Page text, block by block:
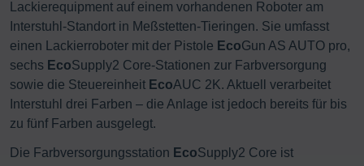
Lackierequipment auf einem vorhandenen Roboter am
Interstuhl-Standort in Meßstetten-Tieringen. Sie umfasst
einen Lackierroboter mit der Pistole EcoGun AS AUTO pro,
sechs EcoSupply2 Core-Stationen zur Farbversorgung
sowie die Steuereinheit EcoAUC 2K. Aktuell verarbeitet
Interstuhl drei Farben – die Anlage ist jedoch bereits für bis
zu fünf Farben ausgelegt.
Die Farbversorgungsstation EcoSupply2 Core ist